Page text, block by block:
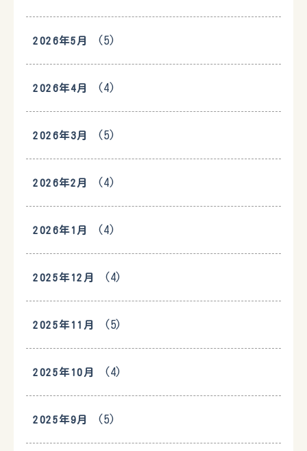
2026年5月 (5)
2026年4月 (4)
2026年3月 (5)
2026年2月 (4)
2026年1月 (4)
2025年12月 (4)
2025年11月 (5)
2025年10月 (4)
2025年9月 (5)